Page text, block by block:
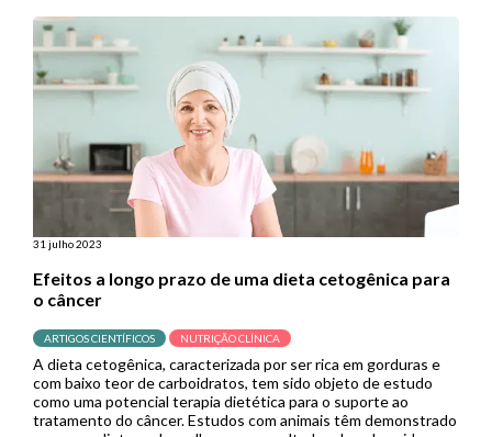
31 julho 2023
Efeitos a longo prazo de uma dieta cetogênica para
o câncer
ARTIGOS CIENTÍFICOS NUTRIÇÃO CLÍNICA
A dieta cetogênica, caracterizada por ser rica em gorduras e
com baixo teor de carboidratos, tem sido objeto de estudo
como uma potencial terapia dietética para o suporte ao
tratamento do câncer. Estudos com animais têm demonstrado